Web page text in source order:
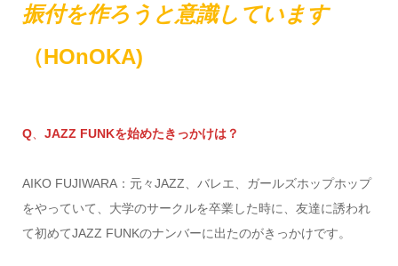
振付を作ろうと意識しています
（HOnOKA)
Q、 JAZZ FUNKを始めたきっかけは？
AIKO FUJIWARA：元々JAZZ、バレエ、ガールズホップホップ
をやっていて、大学のサークルを卒業した時に、友達に誘われ
て初めてJAZZ FUNKのナンバーに出たのがきっかけです。